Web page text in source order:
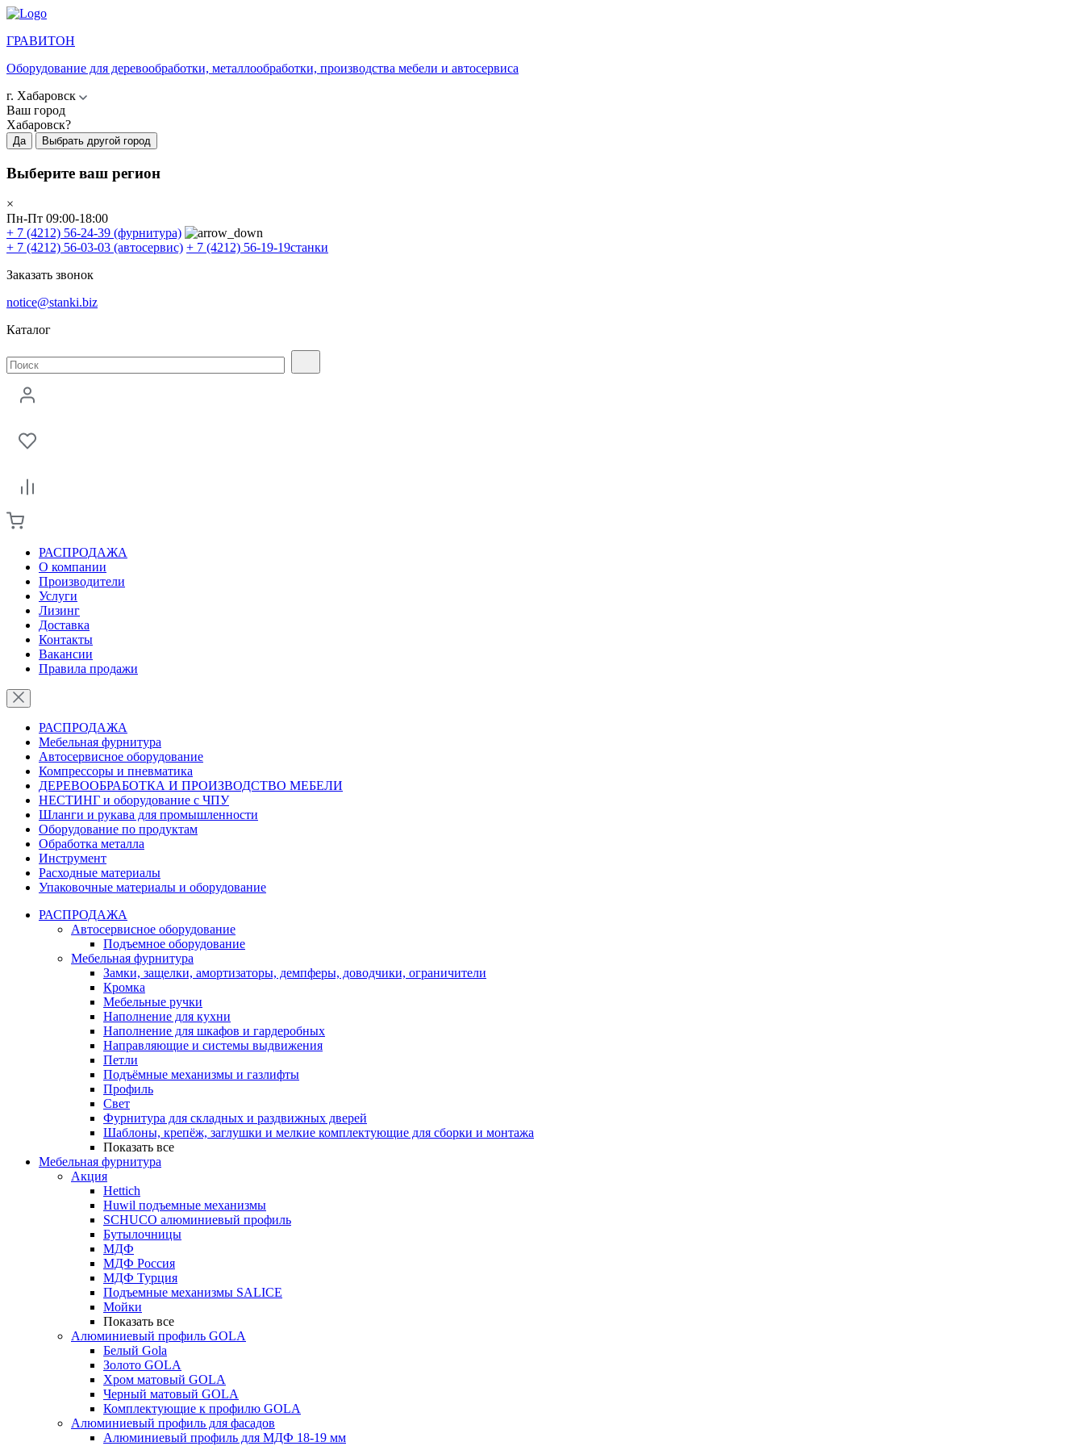
ГРАВИТОН
Оборудование для деревообработки, металлообработки, производства мебели и автосервиса
г. Хабаровск
Ваш город
Хабаровск?
Да Выбрать другой город
Выберите ваш регион
×
Пн-Пт 09:00-18:00
+ 7 (4212) 56-24-39 (фурнитура)
+ 7 (4212) 56-03-03 (автосервис) + 7 (4212) 56-19-19станки
Заказать звонок
notice@stanki.biz
Каталог
РАСПРОДАЖА
О компании
Производители
Услуги
Лизинг
Доставка
Контакты
Вакансии
Правила продажи
РАСПРОДАЖА
Мебельная фурнитура
Автосервисное оборудование
Компрессоры и пневматика
ДЕРЕВООБРАБОТКА И ПРОИЗВОДСТВО МЕБЕЛИ
НЕСТИНГ и оборудование с ЧПУ
Шланги и рукава для промышленности
Оборудование по продуктам
Обработка металла
Инструмент
Расходные материалы
Упаковочные материалы и оборудование
РАСПРОДАЖА
Автосервисное оборудование
Подъемное оборудование
Мебельная фурнитура
Замки, защелки, амортизаторы, демпферы, доводчики, ограничители
Кромка
Мебельные ручки
Наполнение для кухни
Наполнение для шкафов и гардеробных
Направляющие и системы выдвижения
Петли
Подъёмные механизмы и газлифты
Профиль
Свет
Фурнитура для складных и раздвижных дверей
Шаблоны, крепёж, заглушки и мелкие комплектующие для сборки и монтажа
Показать все
Мебельная фурнитура
Акция
Hettich
Huwil подъемные механизмы
SCHUCO алюминиевый профиль
Бутылочницы
МДФ
МДФ Россия
МДФ Турция
Подъемные механизмы SALICE
Мойки
Показать все
Алюминиевый профиль GOLA
Белый Gola
Золото GOLA
Хром матовый GOLA
Черный матовый GOLA
Комплектующие к профилю GOLA
Алюминиевый профиль для фасадов
Алюминиевый профиль для МДФ 18-19 мм